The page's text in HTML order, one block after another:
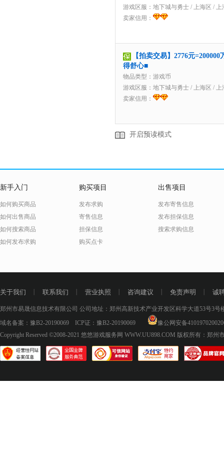
游戏区服： 地下城与勇士 / 上海区 / 上
卖家信用：
【拍卖交易】2776元
得舒心■
物品类型：游戏币
游戏区服： 地下城与勇士 / 上海区 / 上
卖家信用：
开启预读模式
新手入门
如何购买商品
如何出售商品
如何搜索商品
如何发布求购
购买项目
发布求购
寄售信息
担保信息
购买点卡
出售项目
发布寄售信息
发布担保信息
搜索求购信息
关于我们 联系我们 营业执照 咨询建议 免责声明 诚
郑州市易晟信息技术有限公司 公司地址：郑州高新技术产业开发区科学大道53号3号
域名备案： 豫B2-20190069 ICP证： 豫B2-20190069
豫公网安备
Copyright Reserved ©2008-2021 悠悠游戏服务网 WWW.UU898.COM 版权所有：郑州